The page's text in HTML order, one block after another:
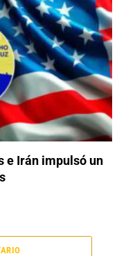
e Irán impulsó un